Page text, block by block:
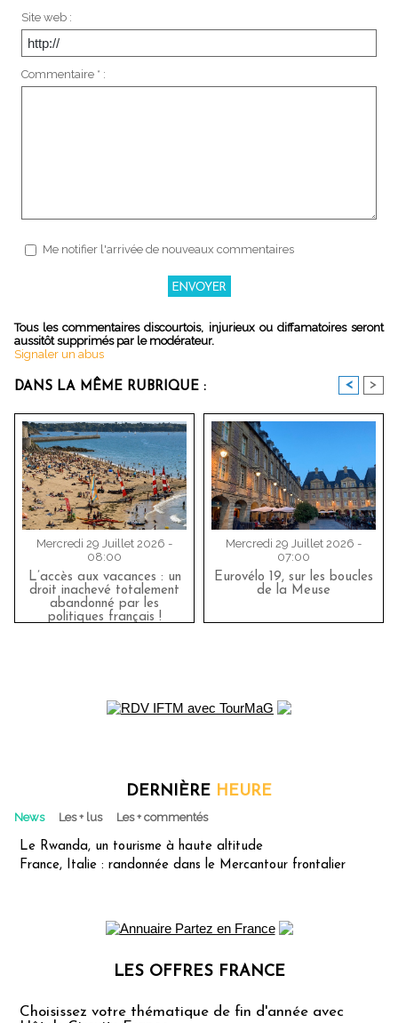
Site web :
Commentaire * :
Me notifier l'arrivée de nouveaux commentaires
Tous les commentaires discourtois, injurieux ou diffamatoires seront
aussitôt supprimés par le modérateur.
Signaler un abus
DANS LA MÊME RUBRIQUE : < >
Mercredi 29 Juillet 2026 -
08:00
L’accès aux vacances : un
droit inachevé totalement
abandonné par les
politiques français !
Mercredi 29 Juillet 2026 -
07:00
Eurovélo 19, sur les boucles
de la Meuse
DERNIÈRE HEURE
News Les + lus Les + commentés
Le Rwanda, un tourisme à haute altitude
France, Italie : randonnée dans le Mercantour frontalier
LES OFFRES FRANCE
Choisissez votre thématique de fin d'année avec